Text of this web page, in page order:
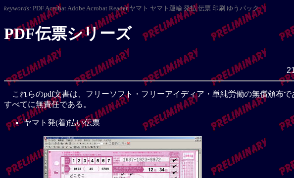
keywords: PDF Acrobat Adobe Acrobat Reader ヤマト ヤマト運輸 発払 伝票 印刷 ゆうパック
PDF伝票シリーズ
これらのpdf文書は、フリーソフト・フリーアイディア・単純労働の無償頒布
すべてに無責任である。
ヤマト発(着)払い伝票